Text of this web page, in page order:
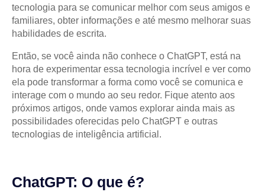
tecnologia para se comunicar melhor com seus amigos e
familiares, obter informações e até mesmo melhorar suas
habilidades de escrita.
Então, se você ainda não conhece o ChatGPT, está na
hora de experimentar essa tecnologia incrível e ver como
ela pode transformar a forma como você se comunica e
interage com o mundo ao seu redor. Fique atento aos
próximos artigos, onde vamos explorar ainda mais as
possibilidades oferecidas pelo ChatGPT e outras
tecnologias de inteligência artificial.
ChatGPT: O que é?